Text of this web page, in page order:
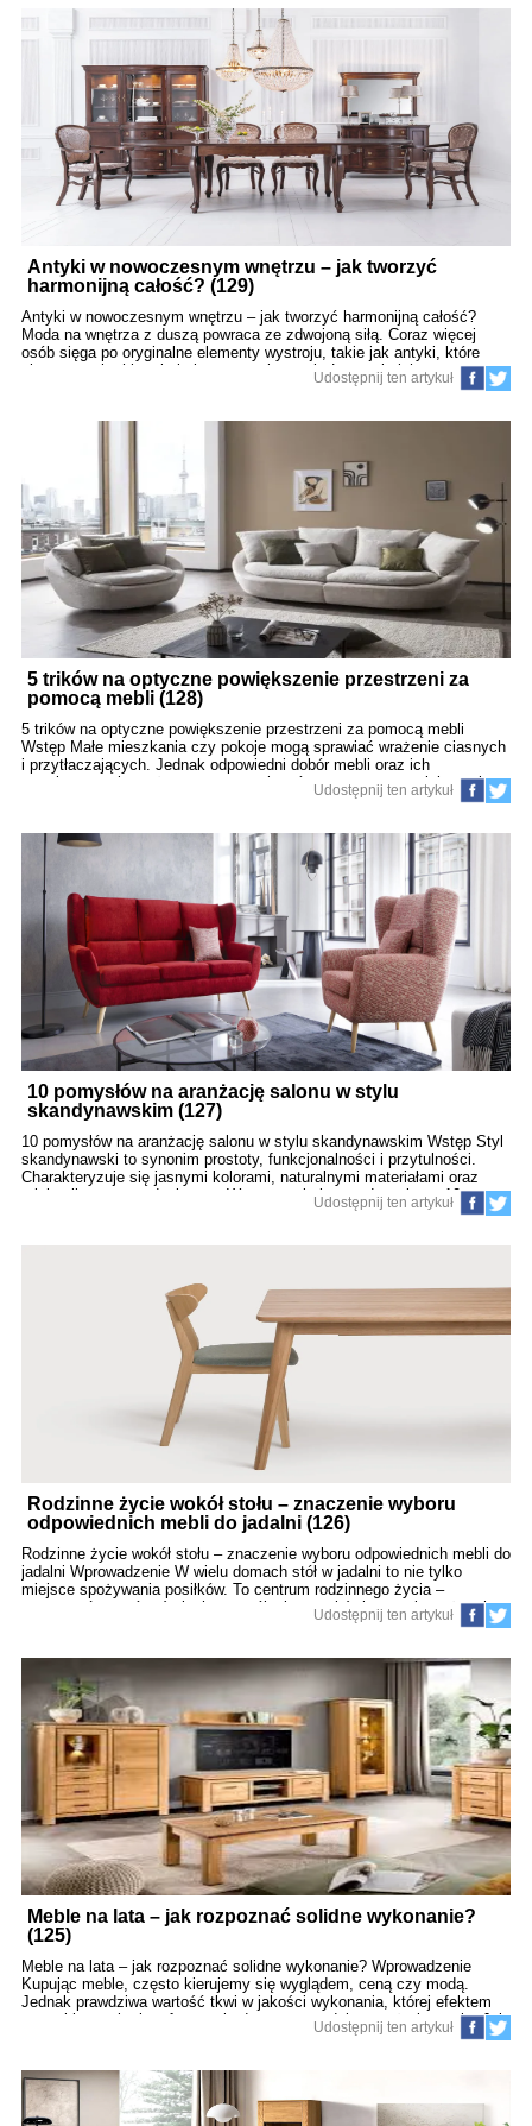
rozmiar i materiał wykonania, aż po funkcje dodatkowe, takie jak
pojemnik na pościel czy wezgłowie z półką. Ten poradnik ma na celu
szczegółowe przedstawienie wszystkich istotnych aspektów, które
warto wziąć pod uwagę podczas wyboru idealnego łóżka. Dowiesz się,
które modele sprawdzają się w małych mieszkaniach, jakie łóżko
będzie najlepsze do przestronnej sypialni, oraz jak dobrać odpowiedni
Antyki w nowoczesnym wnętrzu – jak tworzyć
harmonijną całość? (129)
Antyki w nowoczesnym wnętrzu – jak tworzyć harmonijną całość?
Moda na wnętrza z duszą powraca ze zdwojoną siłą. Coraz więcej
osób sięga po oryginalne elementy wystroju, takie jak antyki, które
niosą ze sobą historię i niepowtarzalny urok. Łączenie ich z
nowoczesnym designem pozwala stworzyć przestrzenie pełne
kroku wprowadzić antyki do współczesnych wnętrz, unikając chaosu i
oryginalności i chcą nadać swojemu mieszkaniu indywidualny
charakter. 1. Dlaczego warto łączyć antyki z nowoczesnością?
Przełamywanie schematów i monotoni. Nadawanie wnętrzu unikalnego
charakteru. Zrównoważony design i idea zero waste. Łączenie historii z
nowoczesnością jako forma świadomej estetyki. 2. Klucz
Udostępnij ten artykuł
5 trików na optyczne powiększenie przestrzeni za
pomocą mebli (128)
5 trików na optyczne powiększenie przestrzeni za pomocą mebli
Wstęp Małe mieszkania czy pokoje mogą sprawiać wrażenie ciasnych
i przytłaczających. Jednak odpowiedni dobór mebli oraz ich
rozmieszczenie może znacząco wpłynąć na optyczne powiększenie
przestrzeni. W tym artykule przedstawiamy 5 skutecznych trików,
wnętrza.​ 1. Jasne kolory mebli Meble w jasnych odcieniach, takich jak
biel, beż czy jasne drewno, odbijają światło i sprawiają, że
pomieszczenie wydaje się większe. Unikaj ciemnych, masywnych
mebli, które mogą przytłaczać przestrzeń.​ 2. Meble na nóżkach Meble
z widoczną przestrzenią pod spodem, takie jak sofy czy komody na
nóżkach, dodają lekkości wnętrzu i pozwalają na swobodny przepływ
światła, co optycznie powiększa pomieszczenie.​ 3. Wielofunkcyjne
meble
Udostępnij ten artykuł
10 pomysłów na aranżację salonu w stylu
skandynawskim (127)
10 pomysłów na aranżację salonu w stylu skandynawskim Wstęp Styl
skandynawski to synonim prostoty, funkcjonalności i przytulności.
Charakteryzuje się jasnymi kolorami, naturalnymi materiałami oraz
minimalistycznym designem. W tym artykule przedstawiamy 10
inspirujących pomysłów na urządzenie salonu w stylu skandynawskim,
kolorystyka Podstawą stylu skandynawskiego są jasne barwy, takie
podłogach i meblach optycznie powiększa przestrzeń i wprowadza do
wnętrza więcej światła.​ 2. Naturalne materiały Drewno, len, bawełna czy
wełna to materiały często wykorzystywane w skandynawskich
aranżacjach. Drewniane podłogi, meble z jasnego drewna oraz
tekstylia z naturalnych tkanin dodają wnętrzu ciepła i przytulności.​ 3.
Udostępnij ten artykuł
Rodzinne życie wokół stołu – znaczenie wyboru
odpowiednich mebli do jadalni (126)
Rodzinne życie wokół stołu – znaczenie wyboru odpowiednich mebli do
jadalni Wprowadzenie W wielu domach stół w jadalni to nie tylko
miejsce spożywania posiłków. To centrum rodzinnego życia –
przestrzeń rozmów, śmiechu, wspólnej pracy i świętowania ważnych
chwil. Wybór odpowiednich mebli do jadalni ma ogromne znaczenie dla
bliskości. W tym artykule podpowiemy, jak dobrać stół i krzesła, by
stały się prawdziwym sercem domu. 1. Dlaczego stół jest centrum
rodzinnego życia? 1.1. Funkcjonalność i symbolika stołu Stół to:
Miejsce spotkań po całym dniu, Przestrzeń rozmów, dzielenia się
doświadczeniami, Miejsce budowania tradycji rodzinnych, Centrum
świątecznych uroczystości. Nie jest więc zwykłym meblem – jest mi
Udostępnij ten artykuł
Meble na lata – jak rozpoznać solidne wykonanie?
(125)
Meble na lata – jak rozpoznać solidne wykonanie? Wprowadzenie
Kupując meble, często kierujemy się wyglądem, ceną czy modą.
Jednak prawdziwa wartość tkwi w jakości wykonania, której efektem
są meble trwałe, komfortowe i odporne na codzienne użytkowanie. Jak
rozpoznać solidne wykonanie mebli? W tym artykule przedstawiamy
pięknym, funkcjonalnym wyposażeniem przez wiele lat. 1. Dlaczego
warto inwestować w trwałe meble? 1.1. Korzyści wynikające z wyboru
solidnych produktów Oszczędność pieniędzy w długim okresie –
Udostępnij ten artykuł